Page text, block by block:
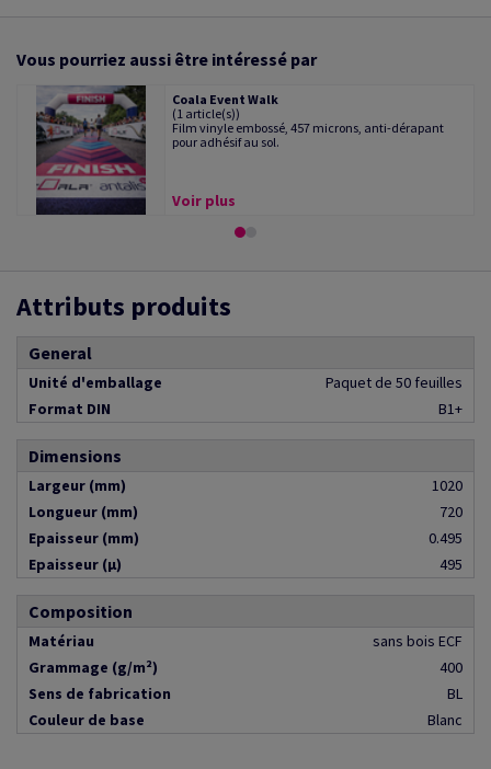
Vous pourriez aussi être intéressé par
Coala Event Walk
(1 article(s))
Film vinyle embossé, 457 microns, anti-dérapant
pour adhésif au sol.
Voir plus
Attributs produits
General
Unité d'emballage
Paquet de 50 feuilles
Format DIN
B1+
Dimensions
Largeur (mm)
1020
Longueur (mm)
720
Epaisseur (mm)
0.495
Epaisseur (µ)
495
Composition
Matériau
sans bois ECF
Grammage (g/m²)
400
Sens de fabrication
BL
Couleur de base
Blanc